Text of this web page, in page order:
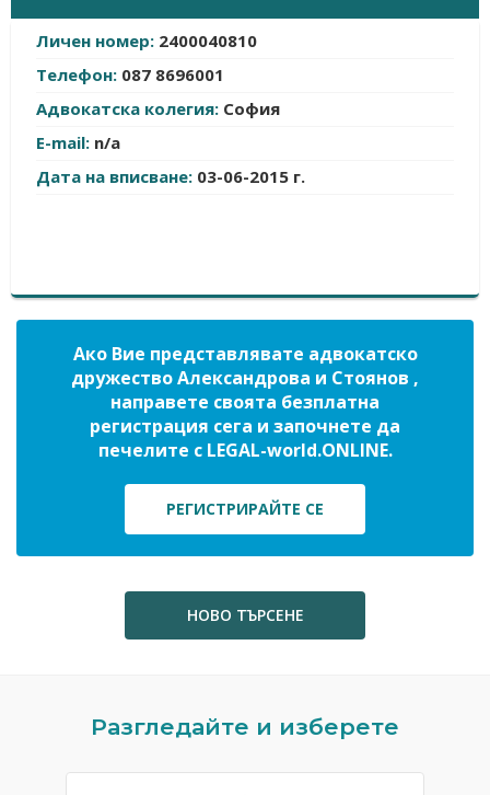
Личен номер: 2400040810
Телефон: 087 8696001
Адвокатска колегия: София
E-mail: n/a
Дата на вписване: 03-06-2015 г.
Ако Вие представлявате адвокатско
дружество Александрова и Стоянов ,
направете своята безплатна
регистрация сега и започнете да
печелите с LEGAL-world.ONLINE.
РЕГИСТРИРАЙТЕ СЕ
НОВО ТЪРСЕНЕ
Разгледайте и изберете